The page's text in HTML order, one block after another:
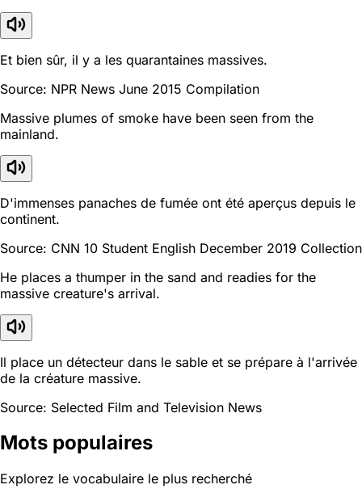
Et bien sûr, il y a les quarantaines massives.
Source: NPR News June 2015 Compilation
Massive plumes of smoke have been seen from the
mainland.
D'immenses panaches de fumée ont été aperçus depuis le
continent.
Source: CNN 10 Student English December 2019 Collection
He places a thumper in the sand and readies for the
massive creature's arrival.
Il place un détecteur dans le sable et se prépare à l'arrivée
de la créature massive.
Source: Selected Film and Television News
Mots populaires
Explorez le vocabulaire le plus recherché